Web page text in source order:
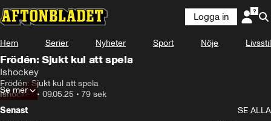
Logga in
Hem Serier Nyheter Sport Nöje Livsstil
Frödén: Sjukt kul att spela
Ishockey
Frödén: Sjukt kul att spela
Ishockey• 09.05.25 • 79 sek
Se mer
Senast
SE ALLA